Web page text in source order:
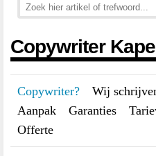
Copywriter
Copywriter? Wij
Aanpak
Garanties
Offerte